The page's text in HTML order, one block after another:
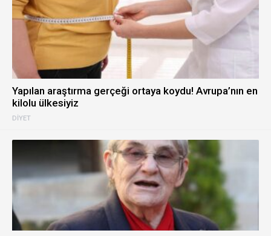
DIYET
Yapılan araştırma gerçeği ortaya koydu! Avrupa’nın en
kilolu ülkesiyiz